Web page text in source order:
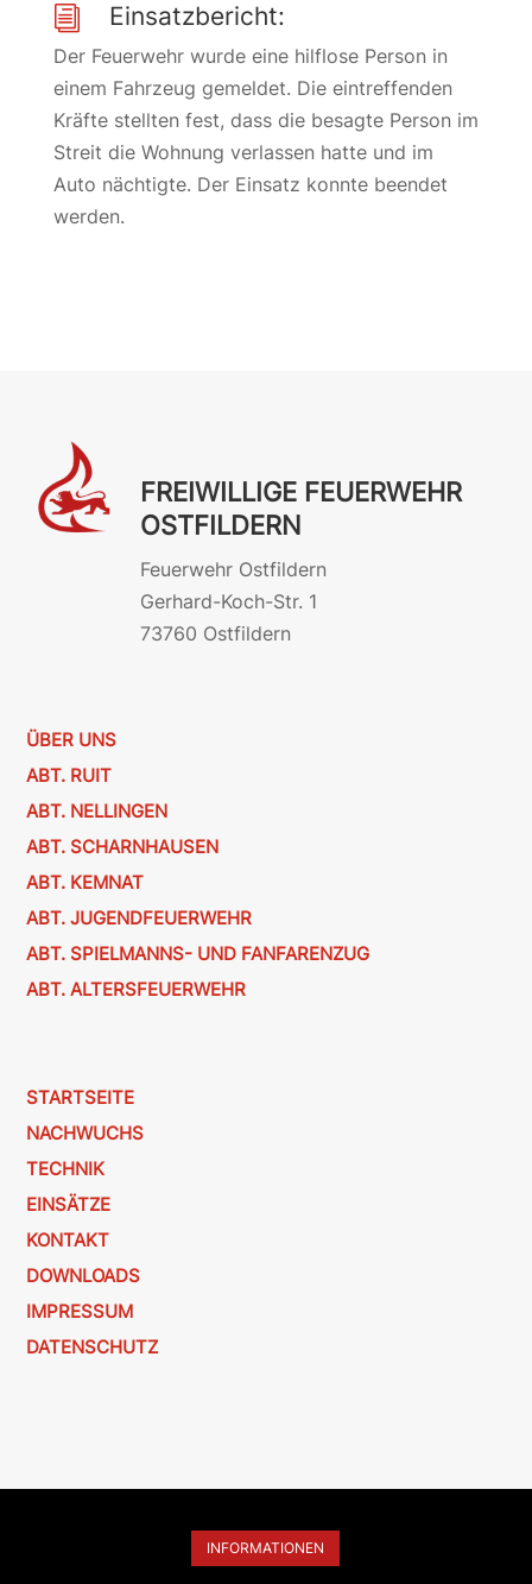
i Einsatzbericht:
Der Feuerwehr wurde eine hilflose Person in
einem Fahrzeug gemeldet. Die eintreffenden
Kräfte stellten fest, dass die besagte Person im
Streit die Wohnung verlassen hatte und im
Auto nächtigte. Der Einsatz konnte beendet
werden.
FREIWILLIGE FEUERWEHR
OSTFILDERN
Feuerwehr Ostfildern
Gerhard-Koch-Str. 1
73760 Ostfildern
ÜBER UNS
ABT. RUIT
ABT. NELLINGEN
ABT. SCHARNHAUSEN
ABT. KEMNAT
ABT. JUGENDFEUERWEHR
ABT. SPIELMANNS- UND FANFARENZUG
ABT. ALTERSFEUERWEHR
STARTSEITE
NACHWUCHS
TECHNIK
EINSÄTZE
KONTAKT
DOWNLOADS
IMPRESSUM
DATENSCHUTZ
INFORMATIONEN